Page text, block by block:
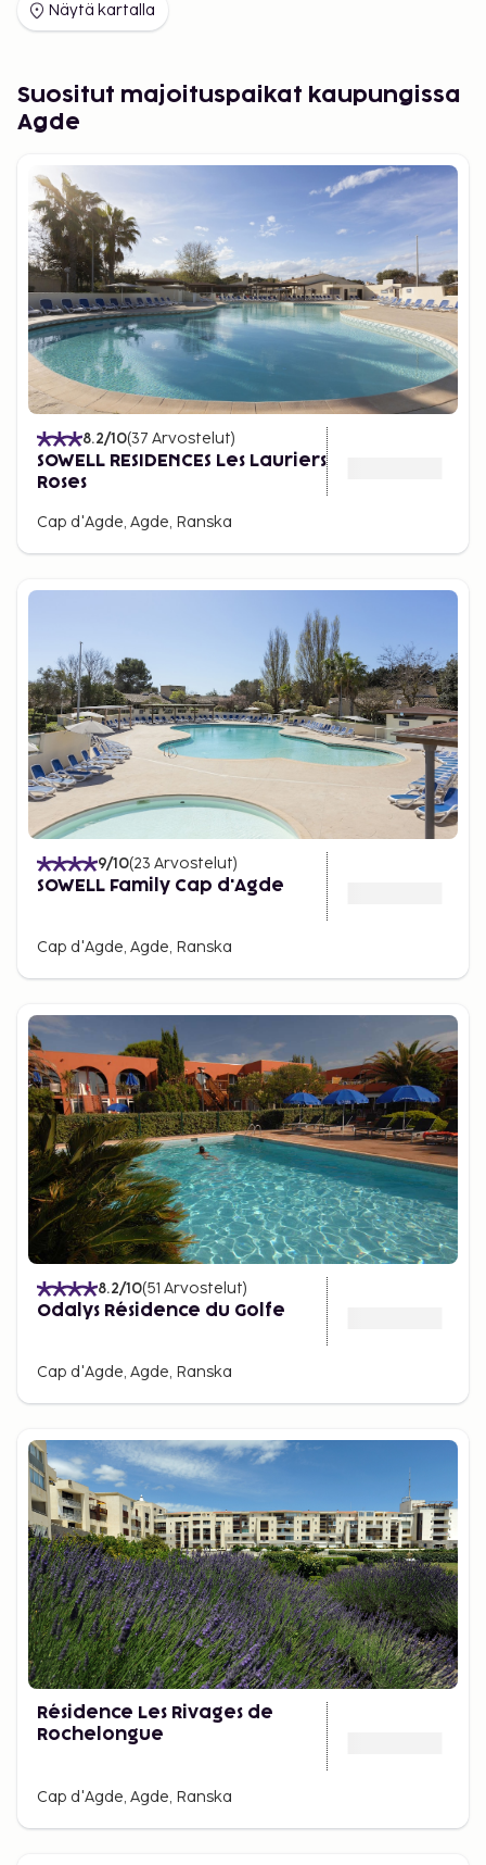
Näytä kartalla
Suositut majoituspaikat kaupungissa
Agde
8.2/10(37 Arvostelut)
SOWELL RESIDENCES Les Lauriers
Roses
Cap d'Agde, Agde, Ranska
9/10(23 Arvostelut)
SOWELL Family Cap d'Agde
Cap d'Agde, Agde, Ranska
8.2/10(51 Arvostelut)
Odalys Résidence du Golfe
Cap d'Agde, Agde, Ranska
Résidence Les Rivages de
Rochelongue
Cap d'Agde, Agde, Ranska